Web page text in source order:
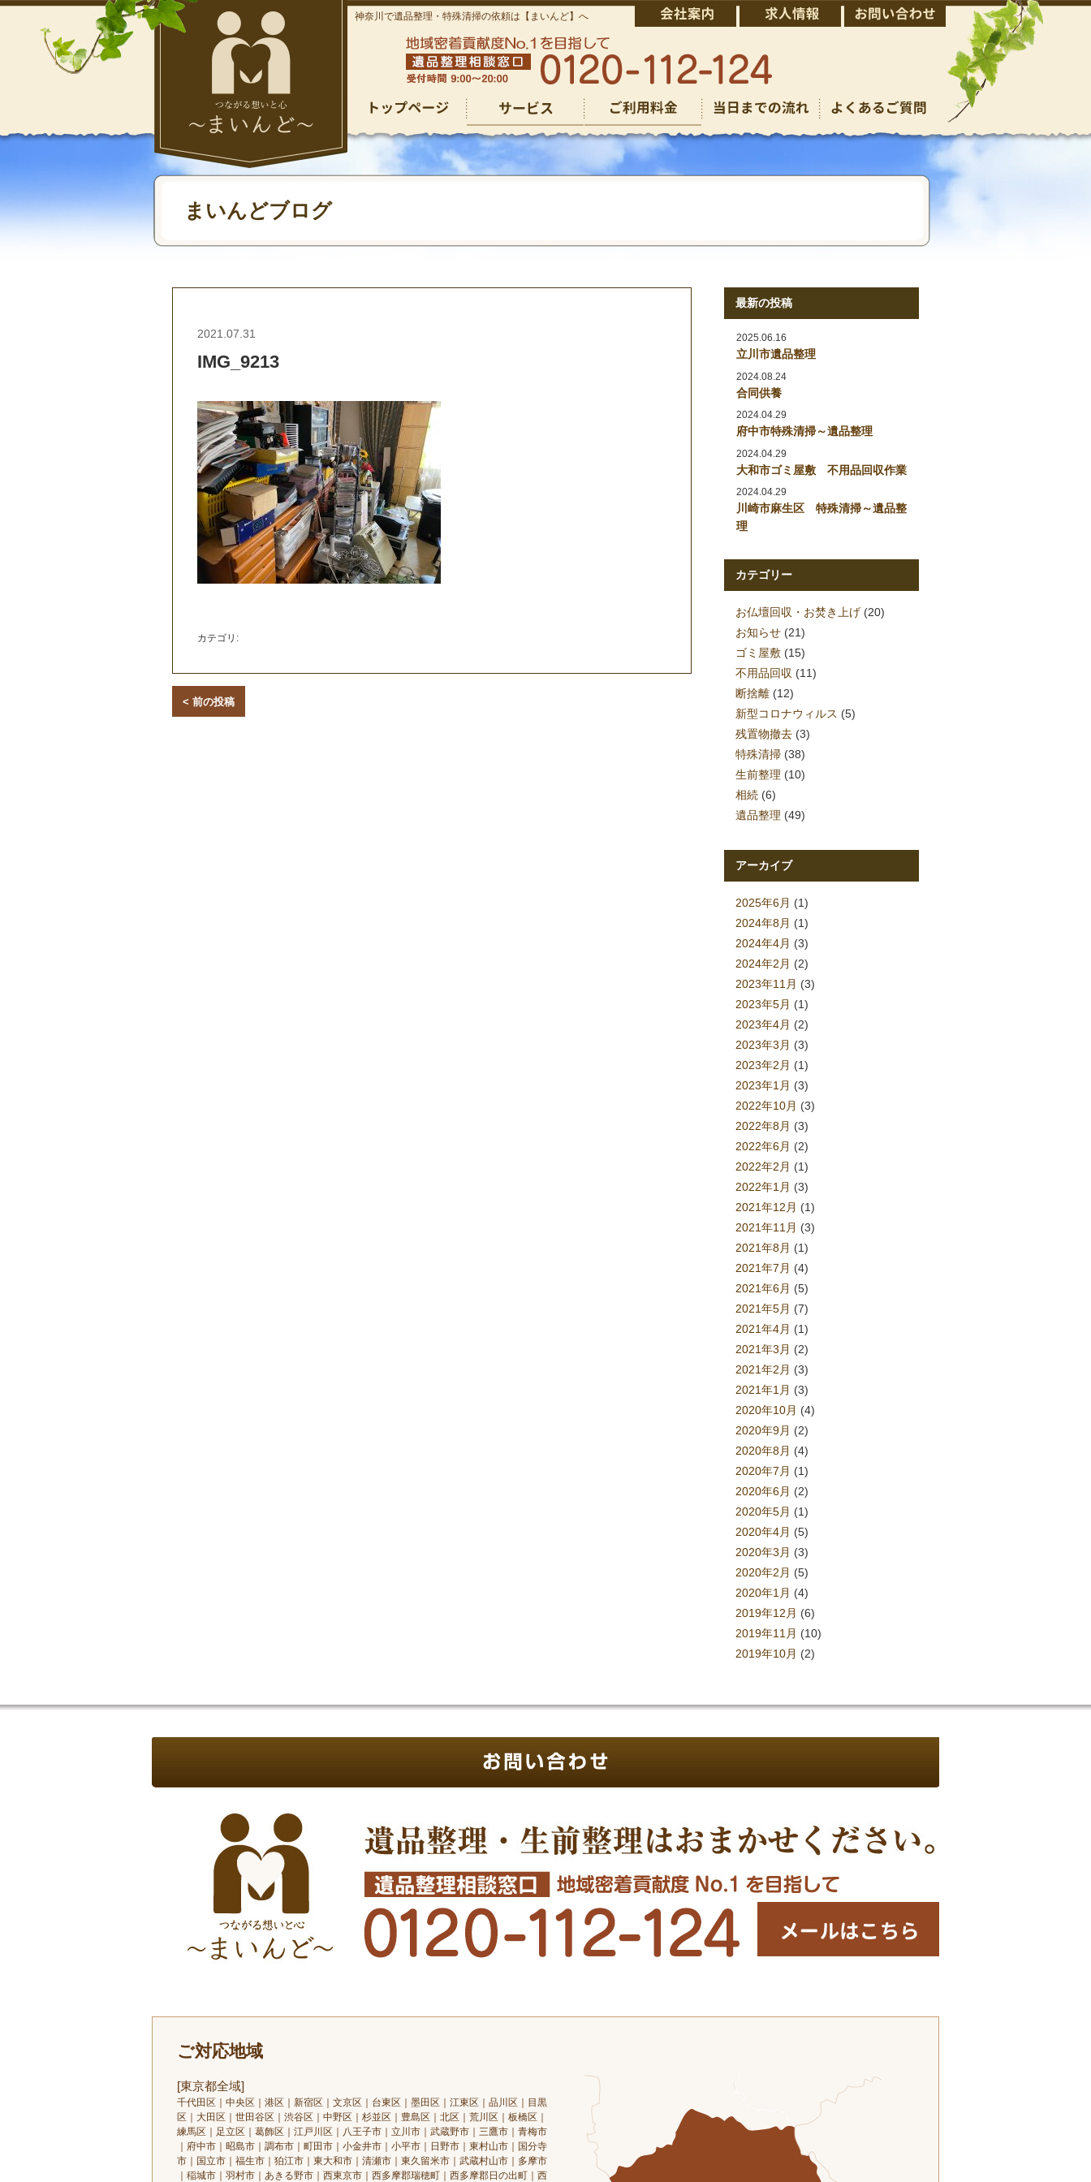
神奈川で遺品整理・特殊清掃の依頼は【まいんど】へ
遺品整理
仏壇回収
お焚き上げ供養
生前整理
特殊清掃
ゴミ屋敷清掃
その他のご依頼 遺品整理
仏壇回収
お焚き上げ供養
生前整理
特殊清掃
ゴミ屋敷清掃
その他のご依頼
まいんどブログ
2021.07.31
IMG_9213
カテゴリ:
< 前の投稿
最新の投稿
2025.06.16
立川市遺品整理
2024.08.24
合同供養
2024.04.29
府中市特殊清掃～遺品整理
2024.04.29
大和市ゴミ屋敷 不用品回収作業
2024.04.29
川崎市麻生区 特殊清掃～遺品整
理
カテゴリー
お仏壇回収・お焚き上げ (20)
お知らせ (21)
ゴミ屋敷 (15)
不用品回収 (11)
断捨離 (12)
新型コロナウィルス (5)
残置物撤去 (3)
特殊清掃 (38)
生前整理 (10)
相続 (6)
遺品整理 (49)
アーカイブ
2025年6月 (1)
2024年8月 (1)
2024年4月 (3)
2024年2月 (2)
2023年11月 (3)
2023年5月 (1)
2023年4月 (2)
2023年3月 (3)
2023年2月 (1)
2023年1月 (3)
2022年10月 (3)
2022年8月 (3)
2022年6月 (2)
2022年2月 (1)
2022年1月 (3)
2021年12月 (1)
2021年11月 (3)
2021年8月 (1)
2021年7月 (4)
2021年6月 (5)
2021年5月 (7)
2021年4月 (1)
2021年3月 (2)
2021年2月 (3)
2021年1月 (3)
2020年10月 (4)
2020年9月 (2)
2020年8月 (4)
2020年7月 (1)
2020年6月 (2)
2020年5月 (1)
2020年4月 (5)
2020年3月 (3)
2020年2月 (5)
2020年1月 (4)
2019年12月 (6)
2019年11月 (10)
2019年10月 (2)
ご対応地域
[東京都全域]
千代田区｜中央区｜港区｜新宿区｜文京区｜台東区｜墨田区｜江東区｜品川区｜目黒
区｜大田区｜世田谷区｜渋谷区｜中野区｜杉並区｜豊島区｜北区｜荒川区｜板橋区｜
練馬区｜足立区｜葛飾区｜江戸川区｜八王子市｜立川市｜武蔵野市｜三鷹市｜青梅市
｜府中市｜昭島市｜調布市｜町田市｜小金井市｜小平市｜日野市｜東村山市｜国分寺
市｜国立市｜福生市｜狛江市｜東大和市｜清瀬市｜東久留米市｜武蔵村山市｜多摩市
｜稲城市｜羽村市｜あきる野市｜西東京市｜西多摩郡瑞穂町｜西多摩郡日の出町｜西